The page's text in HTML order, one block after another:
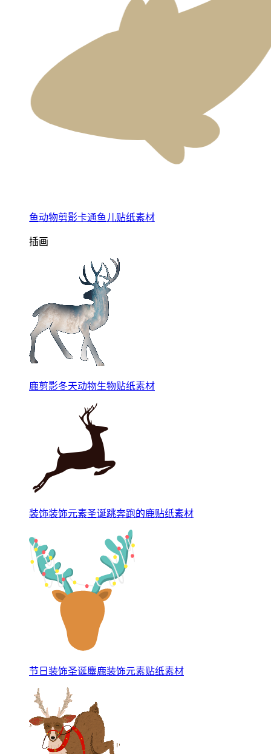
鱼动物剪影卡通鱼儿贴纸素材
插画
鹿剪影冬天动物生物贴纸素材
装饰装饰元素圣诞跳奔跑的鹿贴纸素材
节日装饰圣诞麋鹿装饰元素贴纸素材